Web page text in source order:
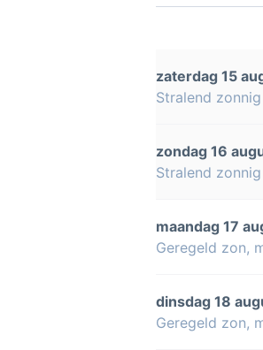
zaterdag 15
Stralend
zondag 16
Stralend
maandag 17
Geregeld zon,
dinsdag 18
Geregeld zon,